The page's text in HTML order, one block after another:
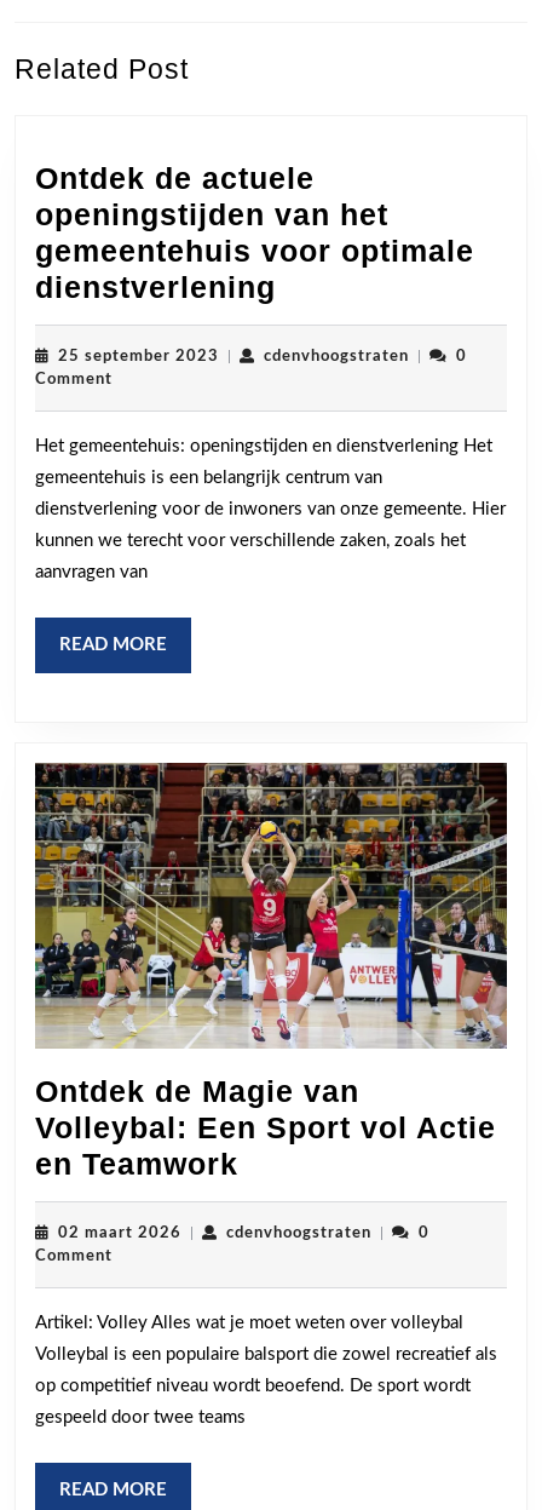
post:
Related Post
Ontdek de actuele
openingstijden van het
gemeentehuis voor optimale
dienstverlening
de
actuele
van
het
gemeentehuis
voor
25 september 2023 25
cdenvhoogstraten
0
Comment
Het gemeentehuis: openingstijden en dienstverlening Het
gemeentehuis is een belangrijk centrum van
dienstverlening voor de inwoners van onze gemeente. Hier
kunnen we terecht voor verschillende zaken, zoals het
aanvragen van
READ MORE
MORE
Ontdek de Magie van
Volleybal: Een Sport vol Actie
en Teamwork
de
Magie
Volleybal:
Een
Sport
vol
02 maart 2026 cdenvhoogstratencdenvhoogstraten
0
Comment
Artikel: Volley Alles wat je moet weten over volleybal
Volleybal is een populaire balsport die zowel recreatief als
op competitief niveau wordt beoefend. De sport wordt
gespeeld door twee teams
READ MORE